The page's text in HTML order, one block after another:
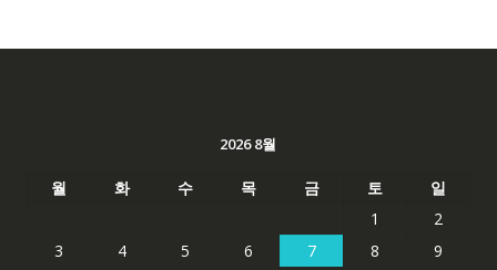
2026 8월
월 화 수 목 금 토
일
1
2
3
4 5 6 7 8
9